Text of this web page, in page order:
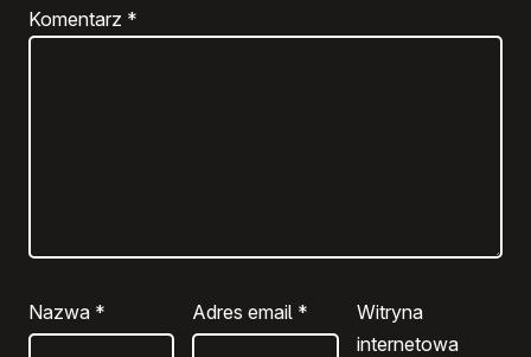
Komentarz *
Nazwa * Adres email *
Witryna
internetowa